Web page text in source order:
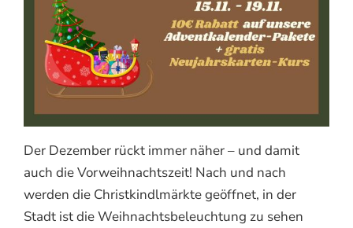
Der Dezember rückt immer näher – und damit
auch die Vorweihnachtszeit! Nach und nach
werden die Christkindlmärkte geöffnet, in der
Stadt ist die Weihnachtsbeleuchtung zu sehen